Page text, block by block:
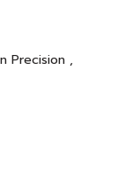
Precision ,